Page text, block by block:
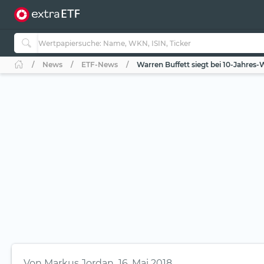
News ETF-News Warren Buffett siegt bei 10-Jahres-